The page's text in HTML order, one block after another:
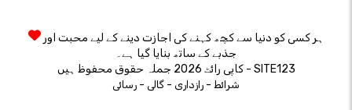
جذبے کے ساتھ بنایا گیا ہے۔
کاپی رائٹ 2026 جملہ حقوق محفوظ ہیں - SITE123
شرائط - رازداری - گالی - رسائی